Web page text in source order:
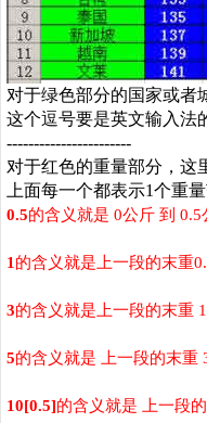
对于绿色部分的国家或者
这个逗号要是英文输入法
-----------------------
对于红色的重量部分，这
上面每一个都表示1个重
0.5的含义就是 0公斤 到 0.5
1 的含义就是上一段的末重
3的含义就是上一段的末重 1
5的含义就是 上一段的末重
10[0.5]的含义就是 上一段